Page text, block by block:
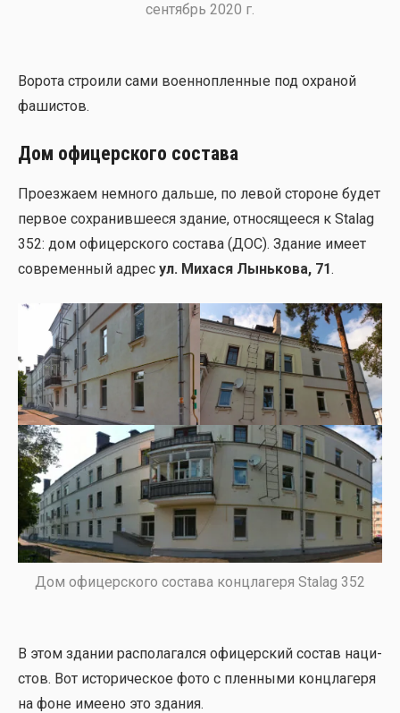
сен­тябрь 2020 г.
Воро­та стро­и­ли сами воен­но­плен­ные под охра­ной
фаши­стов.
Дом офицерского состава
Про­ез­жа­ем немно­го даль­ше, по левой сто­роне будет
пер­вое сохра­нив­ше­е­ся зда­ние, отно­ся­ще­е­ся к Stalag
352: дом офи­цер­ско­го соста­ва (ДОС). Зда­ние име­ет
совре­мен­ный адрес ул. Мих­а­ся Лынь­ко­ва, 71.
Дом офи­цер­ско­го соста­ва конц­ла­ге­ря Stalag 352
В этом зда­нии рас­по­ла­гал­ся офи­цер­ский состав наци­
стов. Вот исто­ри­че­ское фото с плен­ны­ми конц­ла­ге­ря
на фоне име­е­но это зда­ния.